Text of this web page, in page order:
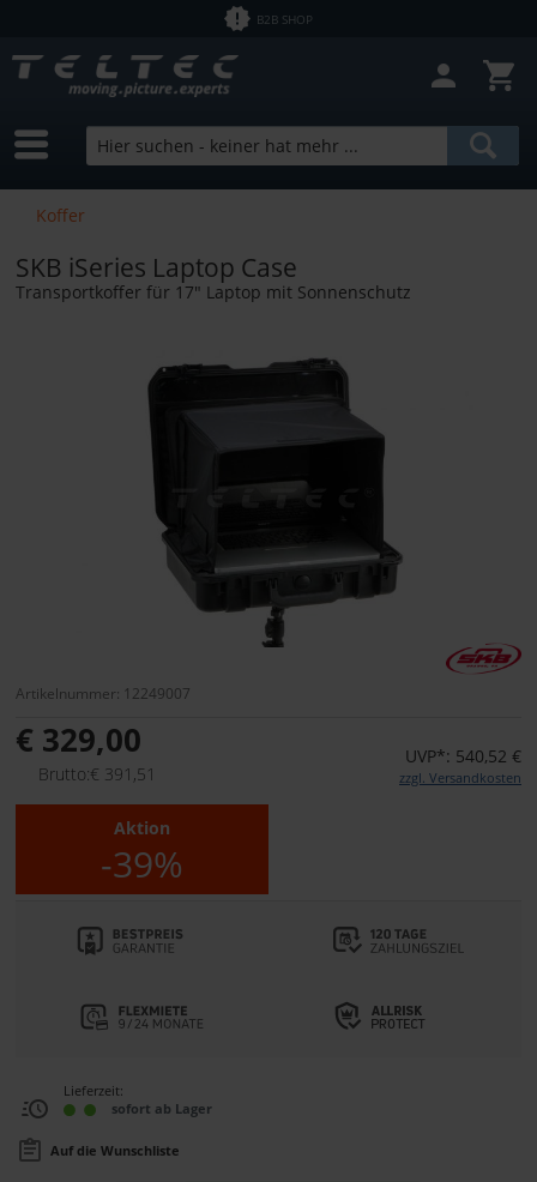
B2B SHOP
Koffer
SKB iSeries Laptop Case
Transportkoffer für 17" Laptop mit Sonnenschutz
Artikelnummer: 12249007
€ 329,00
Brutto:€ 391,51
UVP*: 540,52 €
zzgl. Versandkosten
Aktion
-39%
Lieferzeit:
sofort ab Lager
Auf die Wunschliste